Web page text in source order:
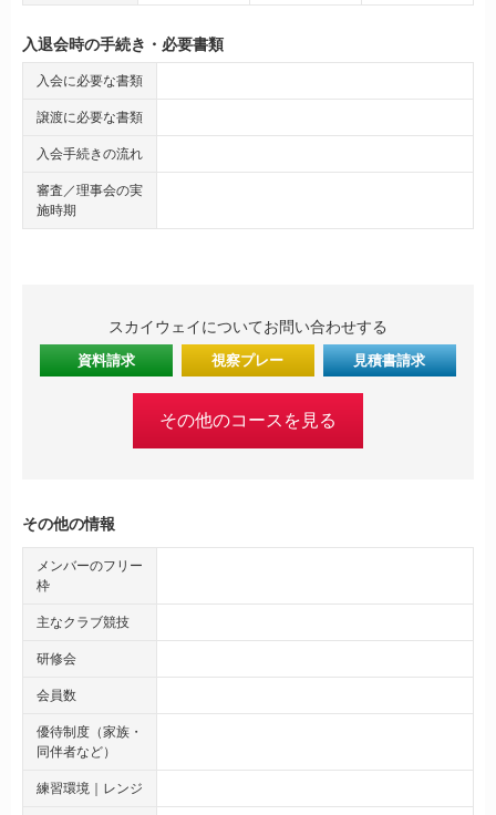
入退会時の手続き・必要書類
入会に必要な書類
譲渡に必要な書類
入会手続きの流れ
審査／理事会の実
施時期
スカイウェイについてお問い合わせする
資料請求 視察プレー 見積書請求
その他のコースを見る
その他の情報
メンバーのフリー
枠
主なクラブ競技
研修会
会員数
優待制度（家族・
同伴者など）
練習環境｜レンジ